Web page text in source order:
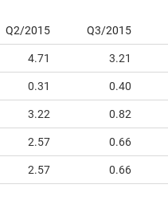
Q2/2015 Q3/2015
4.71 3.21
0.31 0.40
3.22 0.82
2.57 0.66
2.57 0.66